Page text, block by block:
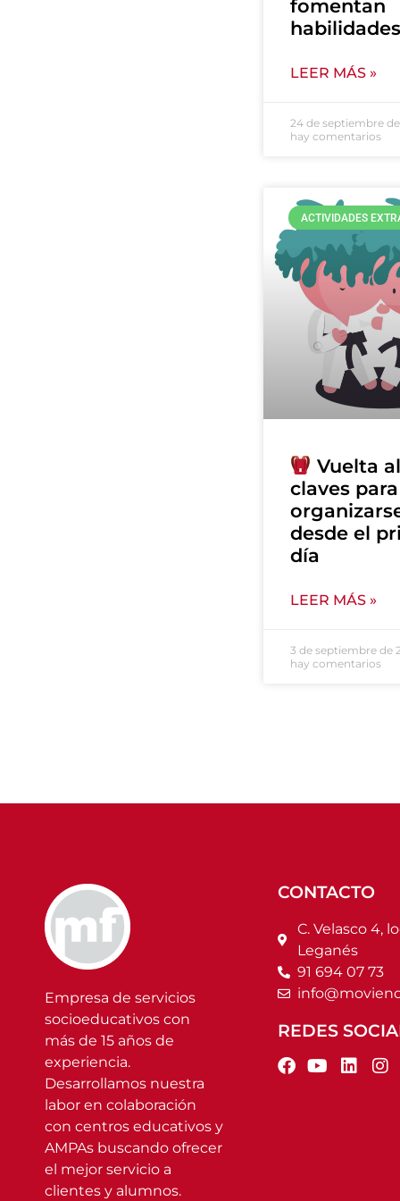
fomentan
habilidades
LEER MÁS »
24 de septiembre
hay comentarios
ACTIVIDADES
Vuelta
claves para
desde el
día
LEER MÁS »
3 de septiembre de
hay comentarios
Empresa de servicios
socioeducativos con
más de 15 años de
experiencia.
Desarrollamos nuestra
labor en colaboración
con centros educativos y
AMPAs buscando ofrecer
el mejor servicio a
clientes y alumnos.
CONTACTO
C. Velasco 4,
Leganés
91 694 07 73
REDES